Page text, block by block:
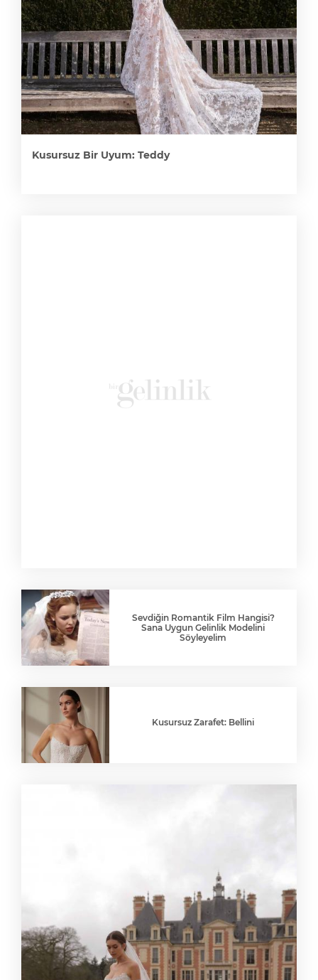
Kusursuz Bir Uyum: Teddy
Sevdiğin Romantik Film Hangisi?
Sana Uygun Gelinlik Modelini
Söyleyelim
Kusursuz Zarafet: Bellini